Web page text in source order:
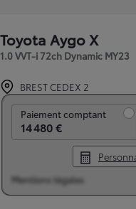
Toyota Aygo X
1.0 VVT-i 72ch Dynamic MY23
BREST CEDEX 2
Paiement comptant
14 480 €
Mentions légales